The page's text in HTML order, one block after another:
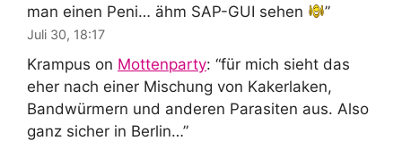
man einen Peni… ähm SAP-GUI sehen
”
Juli 30, 18:17
Krampus on Mottenparty: “für mich sieht das
eher nach einer Mischung von Kakerlaken,
Bandwürmern und anderen Parasiten aus. Also
ganz sicher in Berlin…”